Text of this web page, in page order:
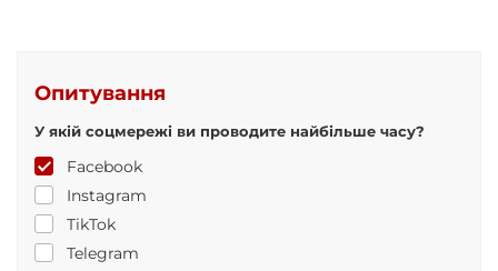
Опитування
У якій соцмережі ви проводите найбільше часу?
Facebook
Instagram
TikTok
Telegram